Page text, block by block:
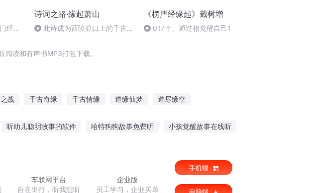
经二
诗词之路·缘起萧山
此诗成为西陵渡口上的千古美
《楞严经缘起》戴树增
017十、通过相觉醒自己1
读和有声书MP3打包下载。
战 千古奇缘 千古情缘 道缘仙梦 道尽缘空
听幼儿聪明故事的软件 哈特狗狗故事免费听 小孩觉醒故事在线听
车联网平台
自在出行，听我想听
企业版
员工学习，企业买单
手机端